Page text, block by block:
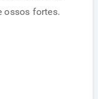
ossos fortes.